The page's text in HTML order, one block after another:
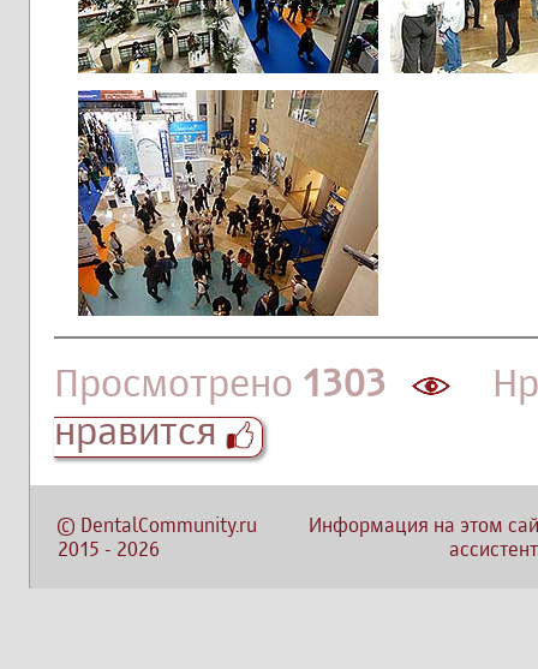
Просмотрено 1303
нравится
© DentalCommunity.ru
2015 - 2026
Информация на этом